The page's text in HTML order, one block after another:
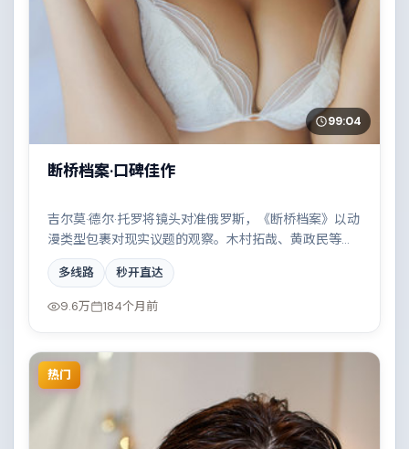
99:04
断桥档案·口碑佳作
吉尔莫·德尔·托罗将镜头对准俄罗斯，《断桥档案》以动
漫类型包裹对现实议题的观察。木村拓哉、黄政民等演
员的表演层次丰富，一场看似偶然的事故牵出陈年秘
辛。全片在类型元素与人文关怀之间取得平衡。
多线路 秒开直达
9.6万 184个月前
热门